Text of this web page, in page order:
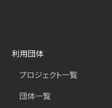
利用団体
プロジェクト一覧
団体一覧